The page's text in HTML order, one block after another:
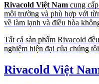
Rivacold Việt Nam cung
môi trường và phù hợp với
về làm lạnh và điều hòa
Tất cả sản phẩm Rivacold
nghiệm hiện đại của chúng
Rivacold Việt